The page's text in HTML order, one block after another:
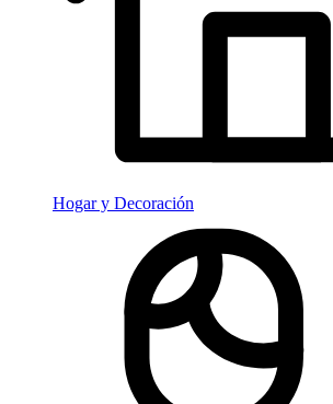
Hogar y Decoración